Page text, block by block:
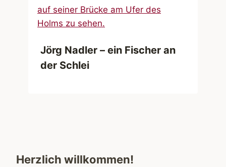
Jörg Nadler – ein Fischer an
der Schlei
Herzlich willkommen!